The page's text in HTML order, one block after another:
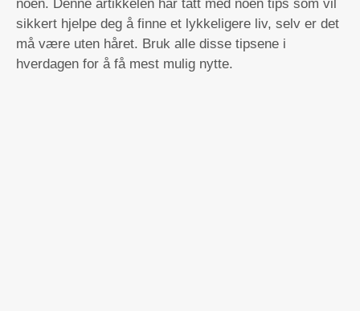
noen. Denne artikkelen har tatt med noen tips som vil
sikkert hjelpe deg å finne et lykkeligere liv, selv er det
må være uten håret. Bruk alle disse tipsene i
hverdagen for å få mest mulig nytte.